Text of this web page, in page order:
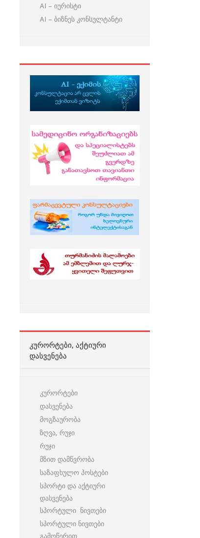
AI – იურისტი
AI – ბიზნეს კონსულტანტი
ᲙᲣᲠᲝᲠᲢᲔᲑᲘ, ᲐᲥᲢᲘᲣᲠᲘ
ᲓᲐᲡᲕᲔᲜᲔᲑᲐ
კურორტები
დასვენება
მოგზაურობა
ზღვა, რუჯი
რუჯი
მზით დამწვრობა
საზაფხულო პოსტები
სპორტი და აქტიური
დასვენება
სპორტული ნივთები
სპორტული ნივთები
გამოწერით